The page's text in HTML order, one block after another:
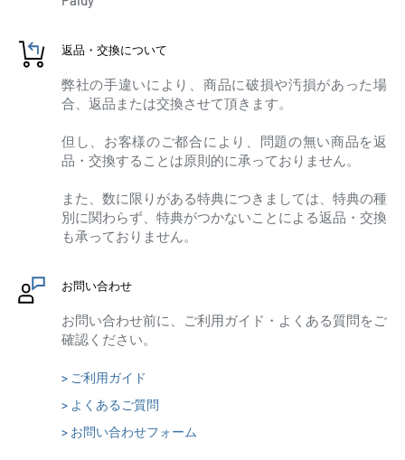
返品・交換について
弊社の手違いにより、商品に破損や汚損があった場
合、返品または交換させて頂きます。
但し、お客様のご都合により、問題の無い商品を返
品・交換することは原則的に承っておりません。
また、数に限りがある特典につきましては、特典の種
別に関わらず、特典がつかないことによる返品・交換
も承っておりません。
お問い合わせ
お問い合わせ前に、ご利用ガイド・よくある質問をご
確認ください。
> ご利用ガイド
> よくあるご質問
> お問い合わせフォーム